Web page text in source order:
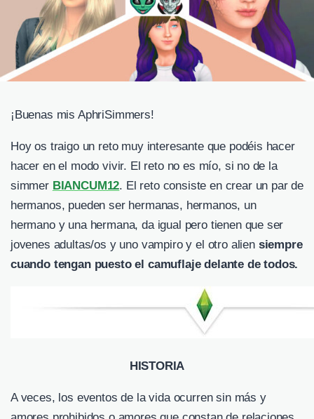
¡Buenas mis AphriSimmers!
Hoy os traigo un reto muy interesante que podéis hacer
hacer en el modo vivir. El reto no es mío, si no de la
simmer BIANCUM12. El reto consiste en crear un par de
hermanos, pueden ser hermanas, hermanos, un
hermano y una hermana, da igual pero tienen que ser
jovenes adultas/os y uno vampiro y el otro alien siempre
cuando tengan puesto el camuflaje delante de todos.
HISTORIA
A veces, los eventos de la vida ocurren sin más y